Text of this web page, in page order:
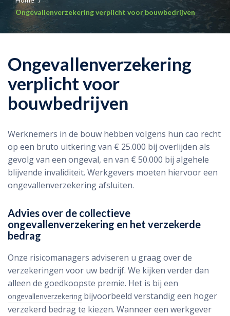
Ongevallenverzekering verplicht voor bouwbedrijven
Ongevallenverzekering
verplicht voor
bouwbedrijven
Werknemers in de bouw hebben volgens hun cao recht
op een bruto uitkering van € 25.000 bij overlijden als
gevolg van een ongeval, en van € 50.000 bij algehele
blijvende invaliditeit. Werkgevers moeten hiervoor een
ongevallenverzekering afsluiten.
Advies over de collectieve
ongevallenverzekering en het verzekerde
bedrag
Onze risicomanagers adviseren u graag over de
verzekeringen voor uw bedrijf. We kijken verder dan
alleen de goedkoopste premie. Het is bij een
ongevallenverzekering bijvoorbeeld verstandig een hoger
verzekerd bedrag te kiezen. Wanneer een werkgever